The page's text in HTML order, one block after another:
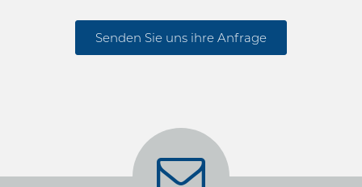
Senden Sie uns ihre Anfrage